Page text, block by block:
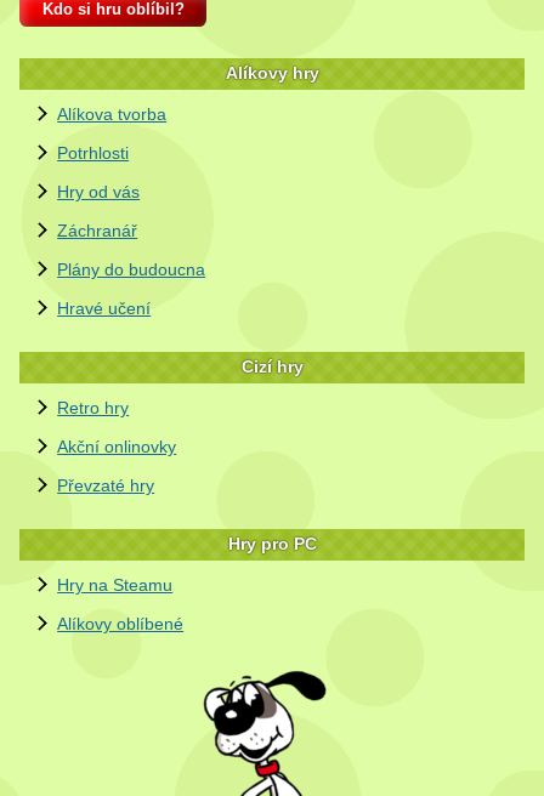
Kdo si hru oblíbil?
Alíkovy hry
Alíkova tvorba
Potrhlosti
Hry od vás
Záchranář
Plány do budoucna
Hravé učení
Cizí hry
Retro hry
Akční onlinovky
Převzaté hry
Hry pro PC
Hry na Steamu
Alíkovy oblíbené